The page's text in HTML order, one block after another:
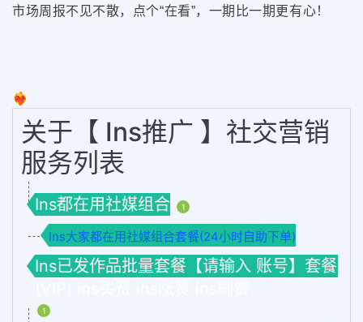
市场周报不见不散，点个“在看”，一期比一期更有心！
❤️‍🔥
关于【 Ins推广 】社交营销
服务列表
Ins都在用社媒组合 1
Ins大家都在用社媒组合套餐(24小时自助下单)
Ins已发作品批量套餐【请输入 账号】套餐
1